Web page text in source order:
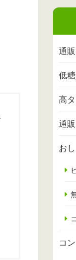
通
低
高
通
お
コ